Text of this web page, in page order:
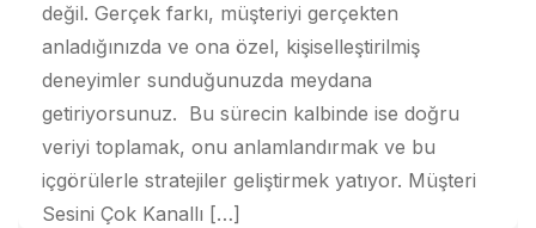
değil. Gerçek farkı, müşteriyi gerçekten
anladığınızda ve ona özel, kişiselleştirilmiş
deneyimler sunduğunuzda meydana
getiriyorsunuz. Bu sürecin kalbinde ise doğru
veriyi toplamak, onu anlamlandırmak ve bu
içgörülerle stratejiler geliştirmek yatıyor. Müşteri
Sesini Çok Kanallı […]